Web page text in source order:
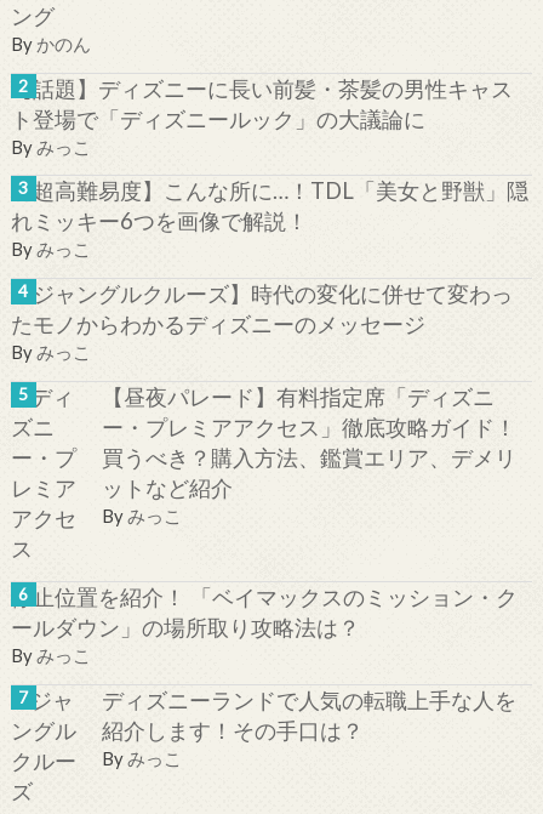
ング
By かのん
【話題】ディズニーに長い前髪・茶髪の男性キャス
ト登場で「ディズニールック」の大議論に
By みっこ
【超高難易度】こんな所に…！TDL「美女と野獣」隠
れミッキー6つを画像で解説！
Byみっこ
【ジャングルクルーズ】時代の変化に併せて変わっ
たモノからわかるディズニーのメッセージ
Byみっこ
【昼夜パレード】有料指定席「ディズニ
ー・プレミアアクセス」徹底攻略ガイド！
買うべき？購入方法、鑑賞エリア、デメリ
ットなど紹介
Byみっこ
停止位置を紹介！ 「ベイマックスのミッション・ク
ールダウン」の場所取り攻略法は？
Byみっこ
ディズニーランドで人気の転職上手な人を
紹介します！その手口は？
By みっこ